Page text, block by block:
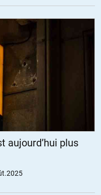
aujourd’hui plus